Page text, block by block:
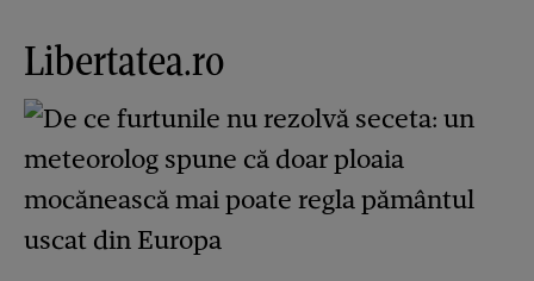
Libertatea.ro